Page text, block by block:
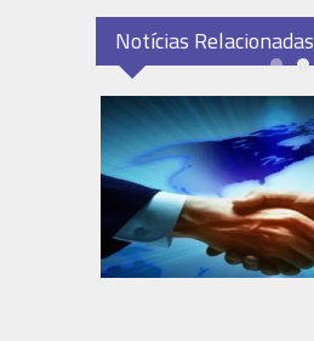
Notícias Relacionadas